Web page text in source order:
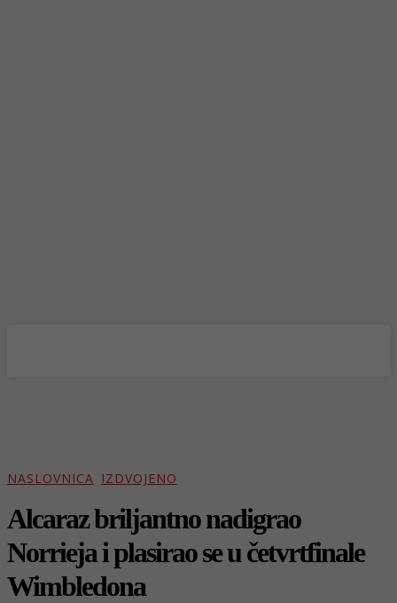
NASLOVNICA IZDVOJENO
Alcaraz briljantno nadigrao
Norrieja i plasirao se u četvrtfinale
Wimbledona